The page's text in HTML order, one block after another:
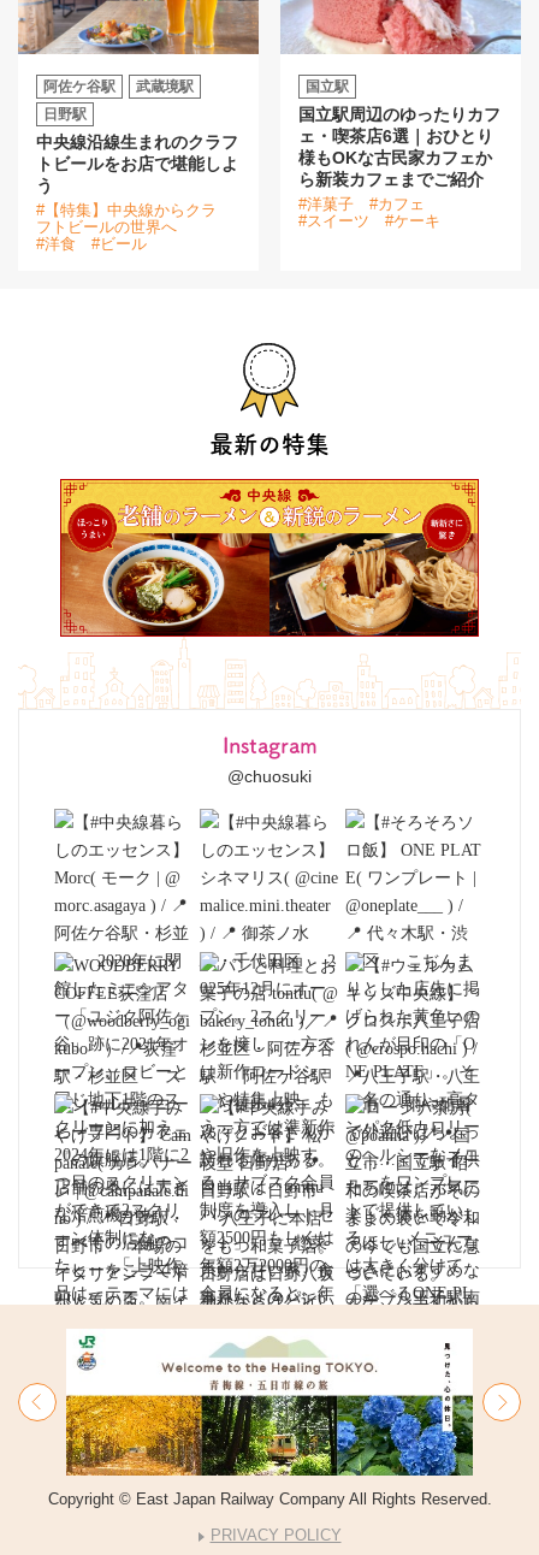
最新の特集
Instagram
@chuosuki
阿佐ケ谷駅
武蔵境駅
日野駅
中央線沿線生まれのクラフ
トビールをお店で堪能しよ
う
#【特集】中央線からクラ
フトビールの世界へ
#洋食
#ビール
国立駅
国立駅周辺のゆったりカフ
ェ・喫茶店6選｜おひとり
様もOKな古民家カフェか
ら新装カフェまでご紹介
#洋菓子
#カフェ
#スイーツ
#ケーキ
Copyright © East Japan Railway Company All Rights Reserved.
PRIVACY POLICY